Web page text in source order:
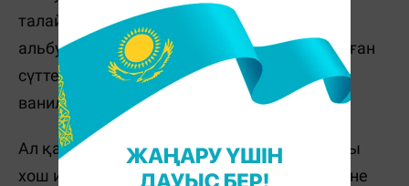
талай өзгерді. Бұрын гематоген 5%
альбуминнен (қан ақуызы), 35% қойылтылған
сүттен, 40% қанттан және 20% сірне және
ванилиннен тұратын.
Ал қазір альбуминнің табиғи дәмін жасанды
хош иістендіргіштермен, жаңғақтармен және